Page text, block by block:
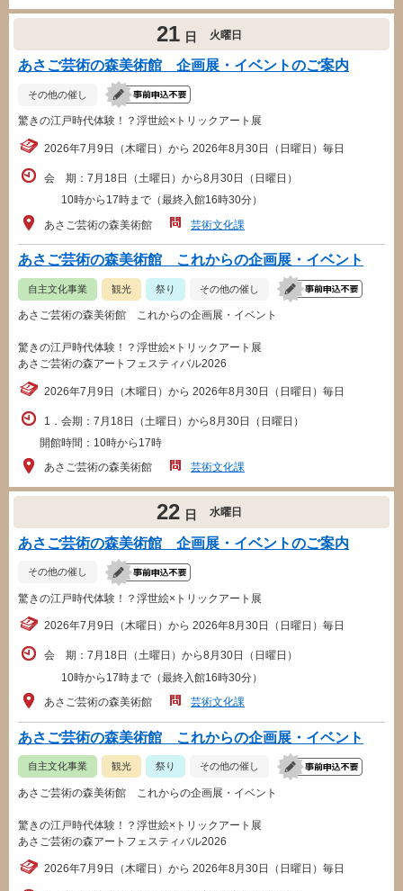
21 日 火曜日
あさご芸術の森美術館 企画展・イベントのご案内
その他の催し
驚きの江戸時代体験！？浮世絵×トリックアート展
2026年7月9日（木曜日）から 2026年8月30日（日曜日）毎日
会 期：7月18日（土曜日）から8月30日（日曜日）
10時から17時まで（最終入館16時30分）
あさご芸術の森美術館
芸術文化課
あさご芸術の森美術館 これからの企画展・イベント
自主文化事業 観光 祭り その他の催し
あさご芸術の森美術館 これからの企画展・イベント
驚きの江戸時代体験！？浮世絵×トリックアート展
あさご芸術の森アートフェスティバル2026
2026年7月9日（木曜日）から 2026年8月30日（日曜日）毎日
1．会期：7月18日（土曜日）から8月30日（日曜日）
開館時間：10時から17時
あさご芸術の森美術館
芸術文化課
22 日 水曜日
あさご芸術の森美術館 企画展・イベントのご案内
その他の催し
驚きの江戸時代体験！？浮世絵×トリックアート展
2026年7月9日（木曜日）から 2026年8月30日（日曜日）毎日
会 期：7月18日（土曜日）から8月30日（日曜日）
10時から17時まで（最終入館16時30分）
あさご芸術の森美術館
芸術文化課
あさご芸術の森美術館 これからの企画展・イベント
自主文化事業 観光 祭り その他の催し
あさご芸術の森美術館 これからの企画展・イベント
驚きの江戸時代体験！？浮世絵×トリックアート展
あさご芸術の森アートフェスティバル2026
2026年7月9日（木曜日）から 2026年8月30日（日曜日）毎日